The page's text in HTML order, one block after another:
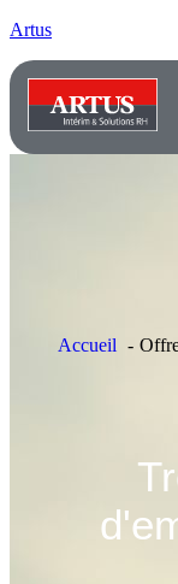
Artus
Accueil